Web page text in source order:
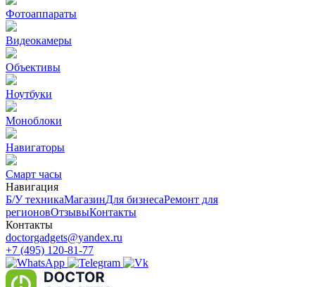
Фотоаппараты
Видеокамеры
Объективы
Ноутбуки
Моноблоки
Навигаторы
Смарт часы
Навигация
Б/У техникaМагазинДля бизнесаРемонт для
регионовОтзывыКонтакты
Контакты
doctorgadgets@yandex.ru
+7 (495) 120-81-77